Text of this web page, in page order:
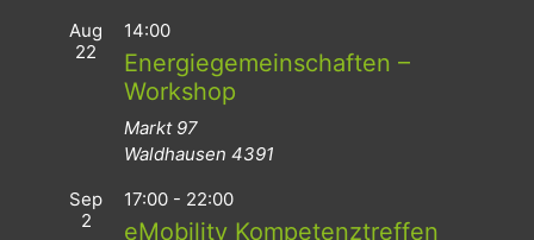
Aug
22
14:00
Energiegemeinschaften –
Workshop
Markt 97
Waldhausen 4391
Sep
2
17:00 - 22:00
eMobility Kompetenztreffen